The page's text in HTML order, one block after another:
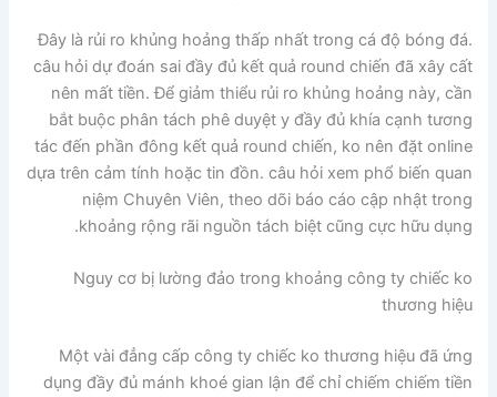
Đây là rủi ro khủng hoảng thấp nhất trong cá độ bóng đá.
câu hỏi dự đoán sai đầy đủ kết quả round chiến đã xây cất
nên mất tiền. Để giảm thiểu rủi ro khủng hoảng này, cần
bắt buộc phân tách phê duyệt y đầy đủ khía cạnh tương
tác đến phần đông kết quả round chiến, ko nên đặt online
dựa trên cảm tính hoặc tin đồn. câu hỏi xem phổ biến quan
niệm Chuyên Viên, theo dõi báo cáo cập nhật trong
khoảng rộng rãi nguồn tách biệt cũng cực hữu dụng.
Nguy cơ bị lường đảo trong khoảng công ty chiếc ko
thương hiệu
Một vài đẳng cấp công ty chiếc ko thương hiệu đã ứng
dụng đầy đủ mánh khoé gian lận để chỉ chiếm chiếm tiền